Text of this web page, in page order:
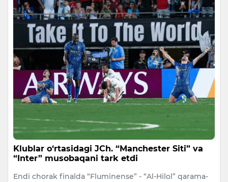
Klublar o‘rtasidagi JCh. “Manchester Siti” va
“Inter” musobaqani tark etdi
Endi chorak finalda “Fluminense” - “Al-Hilol” qarama-